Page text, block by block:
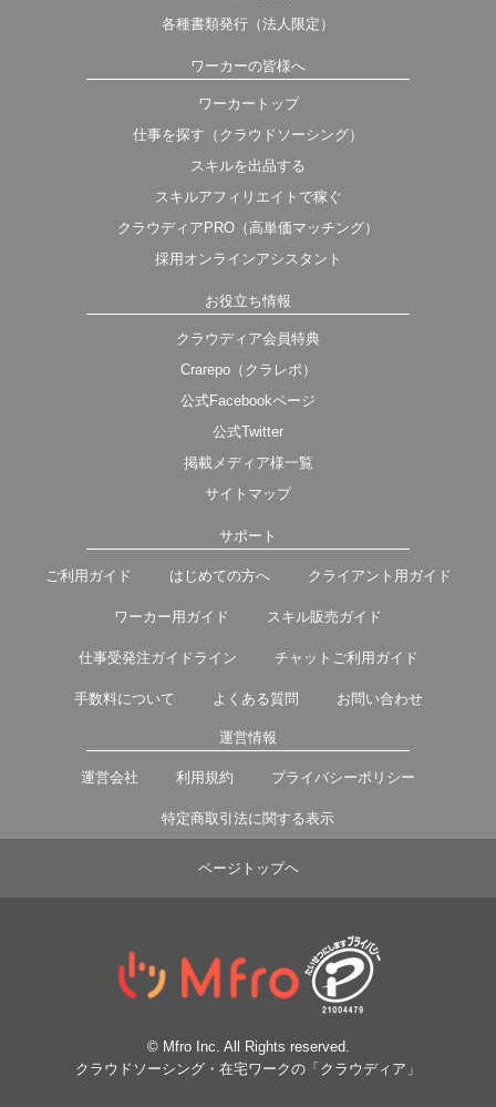
各種書類発行（法人限定）
ワーカーの皆様へ
ワーカートップ
仕事を探す（クラウドソーシング）
スキルを出品する
スキルアフィリエイトで稼ぐ
クラウディアPRO（高単価マッチング）
採用オンラインアシスタント
お役立ち情報
クラウディア会員特典
Crarepo（クラレポ）
公式Facebookページ
公式Twitter
掲載メディア様一覧
サイトマップ
サポート
ご利用ガイド はじめての方へ クライアント用ガイド
ワーカー用ガイド スキル販売ガイド
仕事受発注ガイドライン チャットご利用ガイド
手数料について よくある質問 お問い合わせ
運営情報
運営会社 利用規約 プライバシーポリシー
特定商取引法に関する表示
ページトップヘ
© Mfro Inc. All Rights reserved.
クラウドソーシング・在宅ワークの「クラウディア」